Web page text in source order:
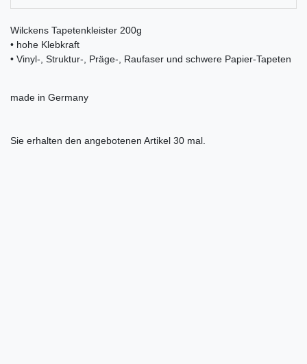
Wilckens Tapetenkleister 200g
• hohe Klebkraft
• Vinyl-, Struktur-, Präge-, Raufaser und schwere Papier-Tapeten
made in Germany
Sie erhalten den angebotenen Artikel 30 mal.